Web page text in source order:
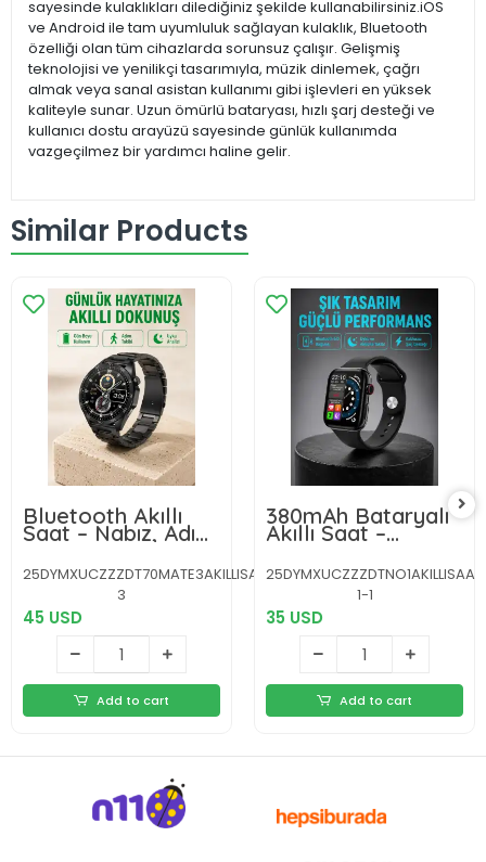
sayesinde kulaklıkları dilediğiniz şekilde kullanabilirsiniz.iOS
ve Android ile tam uyumluluk sağlayan kulaklık, Bluetooth
özelliği olan tüm cihazlarda sorunsuz çalışır. Gelişmiş
teknolojisi ve yenilikçi tasarımıyla, müzik dinlemek, çağrı
almak veya sanal asistan kullanımı gibi işlevleri en yüksek
kaliteyle sunar. Uzun ömürlü bataryası, hızlı şarj desteği ve
kullanıcı dostu arayüzü sayesinde günlük kullanımda
vazgeçilmez bir yardımcı haline gelir.
Similar Products
Bluetooth Akıllı
Saat – Nabız, Adım
Sayar, Uyku Takibi
ve Spor Modlarıyla
Akıllı Yaşam
25DYMXUCZZZDT70MATE3AKILLISAAT-
3
45 USD
Add to cart
380mAh Bataryalı
Akıllı Saat –
Arama, Bildirim,
AOD Ekran ve
Uzun Pil Ömrü
1-1
35 USD
Add to cart